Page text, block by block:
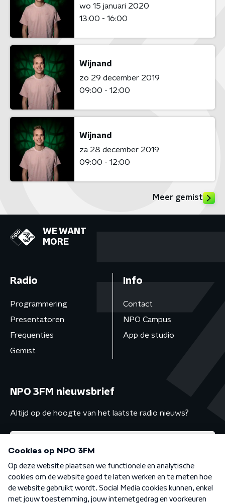
wo 15 januari 2020
13:00 - 16:00
Wijnand
zo 29 december 2019
09:00 - 12:00
Wijnand
za 28 december 2019
09:00 - 12:00
Meer gemist
WE WANT
MORE
Radio
Programmering
Presentatoren
Frequenties
Gemist
Info
Contact
NPO Campus
App de studio
NPO 3FM nieuwsbrief
Altijd op de hoogte van het laatste radio nieuws?
Algemene voorwaarden Privacybeleid